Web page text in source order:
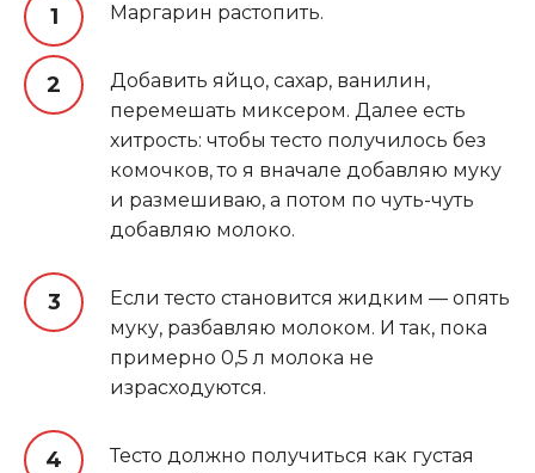
Маргарин растопить.
Добавить яйцо, сахар, ванилин,
перемешать миксером. Далее есть
хитрость: чтобы тесто получилось без
комочков, то я вначале добавляю муку
и размешиваю, а потом по чуть-чуть
добавляю молоко.
Если тесто становится жидким — опять
муку, разбавляю молоком. И так, пока
примерно 0,5 л молока не
израсходуются.
Тесто должно получиться как густая